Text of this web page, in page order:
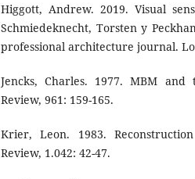
Higgott, Andrew. 2019. Visual
Schmiedeknecht, Torsten y
professional architecture journal.
Jencks, Charles. 1977. MBM
Review, 961: 159-165.
Krier, Leon. 1983.
Review, 1.042: 42-47.